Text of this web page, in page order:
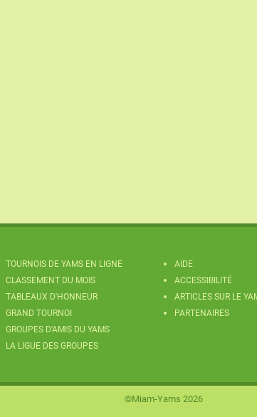
TOURNOIS DE YAMS EN LIGNE
CLASSEMENT DU MOIS
TABLEAUX D'HONNEUR
GRAND TOURNOI
GROUPES D'AMIS DU YAMS
LA LIGUE DES GROUPES
AIDE
ACCESSIBILITÉ
ARTICLES SUR LE
PARTENAIRES
©Miam-Yams 2026